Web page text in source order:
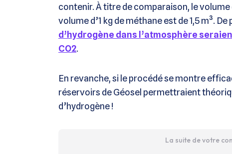
contenir. À titre de comparaison, le volume
volume d’1 kg de méthane est de 1,5 m³.
d’hydrogène dans l’atmosphère
CO2.
En revanche, si le procédé se montre
réservoirs de Géosel permettraient
d’hydrogène !
La suite de votre